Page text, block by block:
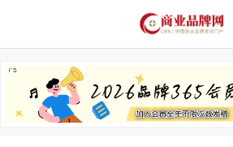
推荐品牌 品牌故事